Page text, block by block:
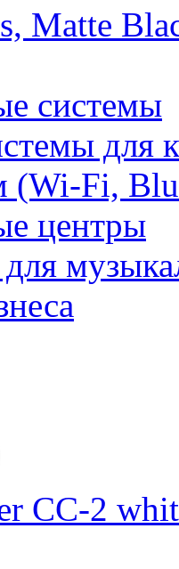
Matte
системы
для
(Wi-Fi,
центры
CC-2